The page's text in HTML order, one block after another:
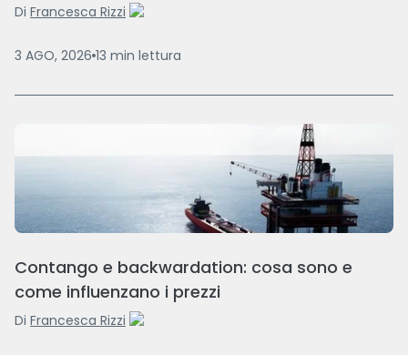
Di Francesca Rizzi
3 AGO, 2026 13 min lettura
Contango e backwardation: cosa sono e
come influenzano i prezzi
Di Francesca Rizzi